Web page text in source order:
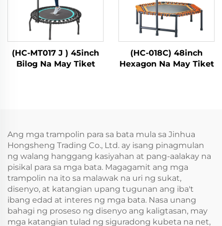
(HC-MT017 J ) 45inch
Bilog Na May Tiket
(HC-018C) 48inch
Hexagon Na May Tiket
Ang mga trampolin para sa bata mula sa Jinhua
Hongsheng Trading Co., Ltd. ay isang pinagmulan
ng walang hanggang kasiyahan at pang-aalakay na
pisikal para sa mga bata. Magagamit ang mga
trampolin na ito sa malawak na uri ng sukat,
disenyo, at katangian upang tugunan ang iba't
ibang edad at interes ng mga bata. Nasa unang
bahagi ng proseso ng disenyo ang kaligtasan, may
mga katangian tulad ng siguradong kubeta na net,